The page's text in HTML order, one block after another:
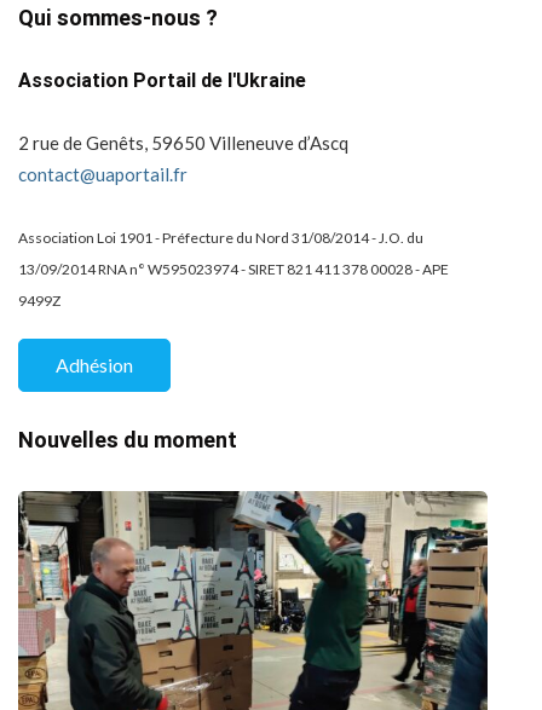
Qui sommes-nous ?
Association Portail de l'Ukraine
2 rue de Genêts, 59650 Villeneuve d’Ascq
contact@uaportail.fr
Association Loi 1901 - Préfecture du Nord 31/08/2014 - J.O. du
13/09/2014 RNA n° W595023974 - SIRET 821 411 378 00028 - APE
9499Z
Adhésion
Nouvelles du moment